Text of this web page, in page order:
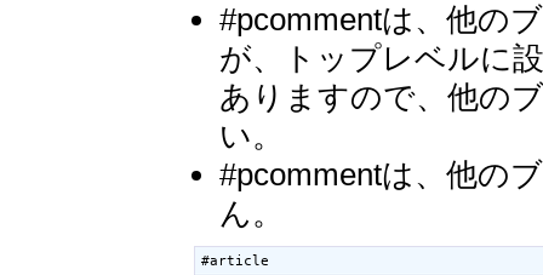
#pcommentは、他の
が、トップレベルに
ありますので、他の
い。
#pcommentは、他の
ん。
#article